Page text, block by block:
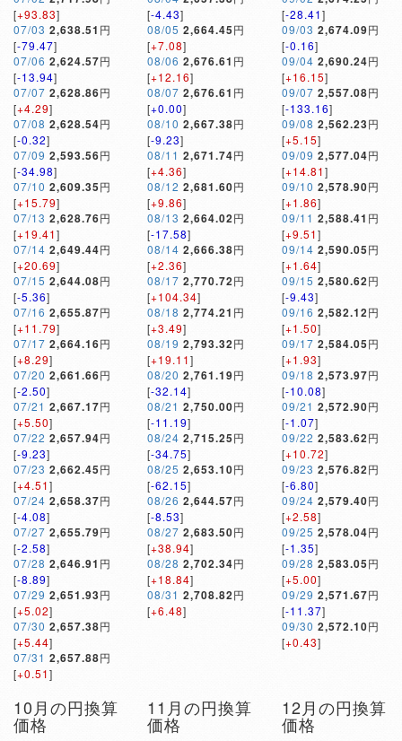
[+93.83]
07/03 2,638.51 円
[-79.47]
07/06 2,624.57円
[-13.94]
07/07 2,628.86円
[+4.29]
07/08 2,628.54円
[-0.32]
07/09 2,593.56円
[-34.98]
07/10 2,609.35円
[+15.79]
07/13 2,628.76円
[+19.41]
07/14 2,649.44円
[+20.69]
07/15 2,644.08円
[-5.36]
07/16 2,655.87円
[+11.79]
07/17 2,664.16円
[+8.29]
07/20 2,661.66円
[-2.50]
07/21 2,667.17円
[+5.50]
07/22 2,657.94円
[-9.23]
07/23 2,662.45円
[+4.51]
07/24 2,658.37円
[-4.08]
07/27 2,655.79円
[-2.58]
07/28 2,646.91 円
[-8.89]
07/29 2,651.93円
[+5.02]
07/30 2,657.38円
[+5.44]
07/31 2,657.88円
[+0.51]
[-4.43]
08/05 2,664.45円
[+7.08]
08/06 2,676.61 円
[+12.16]
08/07 2,676.61 円
[+0.00]
08/10 2,667.38円
[-9.23]
08/11 2,671.74円
[+4.36]
08/12 2,681.60円
[+9.86]
08/13 2,664.02円
[-17.58]
08/14 2,666.38円
[+2.36]
08/17 2,770.72円
[+104.34]
08/18 2,774.21 円
[+3.49]
08/19 2,793.32円
[+19.11]
08/20 2,761.19円
[-32.14]
08/21 2,750.00円
[-11.19]
08/24 2,715.25円
[-34.75]
08/25 2,653.10円
[-62.15]
08/26 2,644.57円
[-8.53]
08/27 2,683.50円
[+38.94]
08/28 2,702.34円
[+18.84]
08/31 2,708.82円
[+6.48]
[-28.41]
09/03 2,674.09円
[-0.16]
09/04 2,690.24円
[+16.15]
09/07 2,557.08円
[-133.16]
09/08 2,562.23円
[+5.15]
09/09 2,577.04円
[+14.81]
09/10 2,578.90円
[+1.86]
09/11 2,588.41 円
[+9.51]
09/14 2,590.05円
[+1.64]
09/15 2,580.62円
[-9.43]
09/16 2,582.12円
[+1.50]
09/17 2,584.05円
[+1.93]
09/18 2,573.97円
[-10.08]
09/21 2,572.90円
[-1.07]
09/22 2,583.62円
[+10.72]
09/23 2,576.82円
[-6.80]
09/24 2,579.40円
[+2.58]
09/25 2,578.04円
[-1.35]
09/28 2,583.05円
[+5.00]
09/29 2,571.67円
[-11.37]
09/30 2,572.10円
[+0.43]
10月の円換算
価格
11月の円換算
価格
12月の円換算
価格